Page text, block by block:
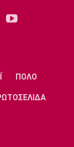
ως
ΠΟΛΟ